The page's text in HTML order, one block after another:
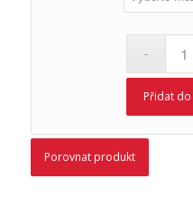
Přidat
Porovnat produkt